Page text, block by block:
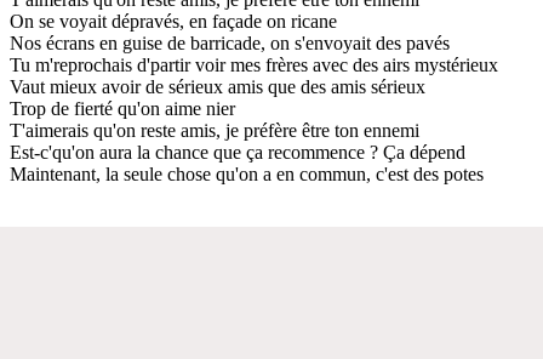
On se voyait dépravés, en façade on ricane
Nos écrans en guise de barricade, on s'envoyait des pavés
Tu m'reprochais d'partir voir mes frères avec des airs mystérieux
Vaut mieux avoir de sérieux amis que des amis sérieux
Trop de fierté qu'on aime nier
T'aimerais qu'on reste amis, je préfère être ton ennemi
Est-c'qu'on aura la chance que ça recommence ? Ça dépend
Maintenant, la seule chose qu'on a en commun, c'est des potes